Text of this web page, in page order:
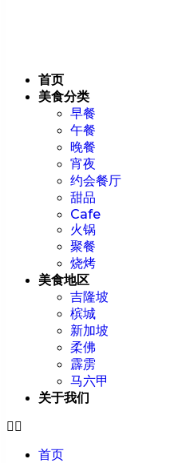
首页
美食分类
早餐
午餐
晚餐
宵夜
约会餐厅
甜品
Cafe
火锅
聚餐
烧烤
美食地区
吉隆坡
槟城
新加坡
柔佛
霹雳
马六甲
关于我们
首页